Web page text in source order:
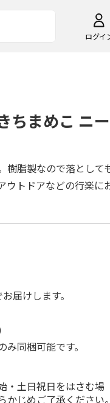
ログイ
ちまめこ ニー
樹脂製なので落として
ウトドアなどの行楽に
届けします。
み同梱可能です。
・土日祝日をはさむ場
じめご了承ください。